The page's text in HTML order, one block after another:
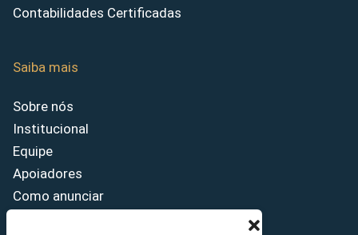
Contabilidades Certificadas
Saiba mais
Sobre nós
Institucional
Equipe
Apoiadores
Como anunciar